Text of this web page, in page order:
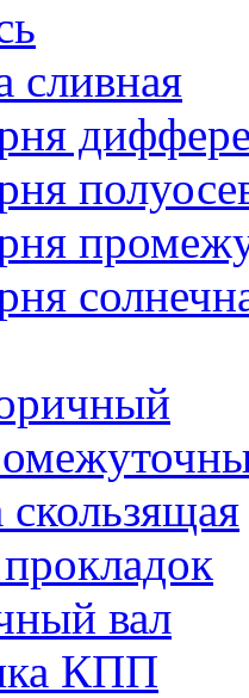
сливная
скользящая
вал
КПП